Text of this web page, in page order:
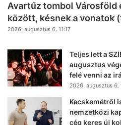
Avartűz tombol Városföld
között, késnek a vonatok
2026, augusztus 6. 11:17
Teljes lett a
augusztus
felé venni az
2026, augusztus 6.
Kecskemétről
nemzetközi
cég keres új